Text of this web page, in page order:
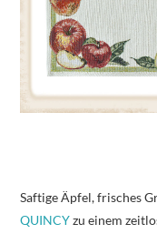
Saftige Äpfel, frisches
QUINCYzu einem